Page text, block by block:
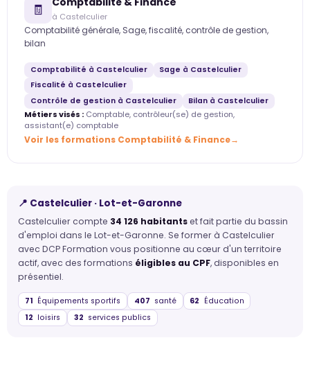
🧾 à Castelculier
Comptabilité générale, Sage, fiscalité, contrôle de gestion,
bilan
Comptabilité à Castelculier
Sage à Castelculier
Fiscalité à Castelculier
Contrôle de gestion à Castelculier
Bilan à Castelculier
Métiers visés : Comptable, contrôleur(se) de gestion,
assistant(e) comptable
Voir les formations Comptabilité & Finance
📍 Castelculier · Lot-et-Garonne
Castelculier compte 34 126 habitantset fait partie du bassin
d'emploi dans le Lot-et-Garonne. Se former à Castelculier
avec DCP Formation vous positionne au cœur d'un territoire
actif, avec des formations éligibles au CPF, disponibles en
présentiel.
71 Équipements sportifs 407 santé 62 Éducation
12 loisirs 32 services publics